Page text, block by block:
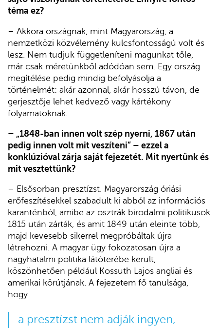
téma ez?
– Akkora országnak, mint Magyarország, a
nemzetközi közvélemény kulcsfontosságú volt és
lesz. Nem tudjuk függetleníteni magunkat tőle,
már csak méretünkből adódóan sem. Egy ország
megítélése pedig mindig befolyásolja a
történelmét: akár azonnal, akár hosszú távon, de
gerjesztője lehet kedvező vagy kártékony
folyamatoknak.
– „1848-ban innen volt szép nyerni, 1867 után
pedig innen volt mit veszíteni” – ezzel a
konklúzióval zárja saját fejezetét. Mit nyertünk és
mit vesztettünk?
– Elsősorban presztízst. Magyarország óriási
erőfeszítésekkel szabadult ki abból az információs
karanténból, amibe az osztrák birodalmi politikusok
1815 után zárták, és amit 1849 után eleinte több,
majd kevesebb sikerrel megpróbáltak újra
létrehozni. A magyar ügy fokozatosan újra a
nagyhatalmi politika látóterébe került,
köszönhetően például Kossuth Lajos angliai és
amerikai körútjának. A fejezetem fő tanulsága,
hogy
a presztízst nem adják ingyen,